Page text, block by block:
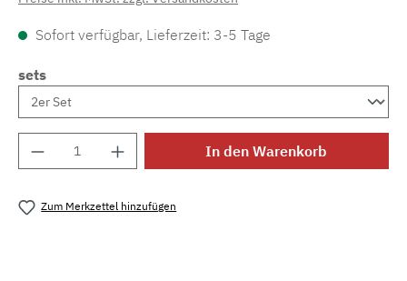
Sofort verfügbar, Lieferzeit: 3-5 Tage
sets
Produkt Anzahl: Gib den gewünschten
In den Warenkorb
Zum Merkzettel hinzufügen